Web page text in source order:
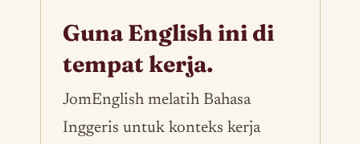
Guna English ini di
tempat kerja.
JomEnglish melatih Bahasa
Inggeris untuk konteks kerja